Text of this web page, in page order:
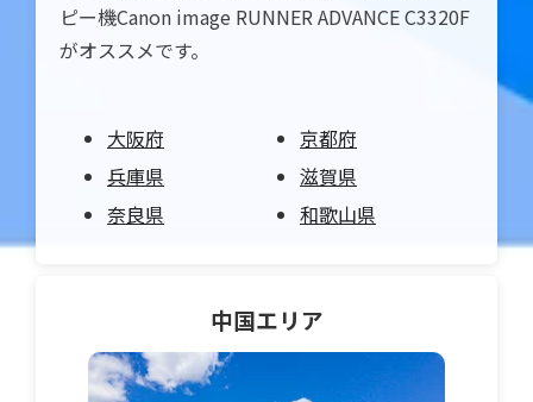
ピー機Canon image RUNNER ADVANCE C3320F
がオススメです。
大阪府
兵庫県
奈良県
京都府
滋賀県
和歌山県
中国エリア